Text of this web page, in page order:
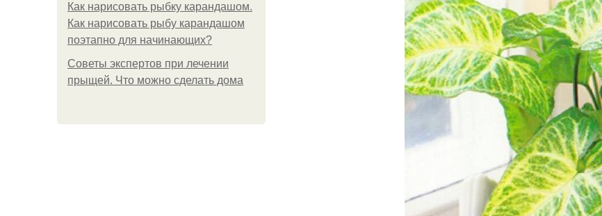
Как нарисовать рыбку карандашом.
Как нарисовать рыбу карандашом
поэтапно для начинающих?
Советы экспертов при лечении
прыщей. Что можно сделать дома